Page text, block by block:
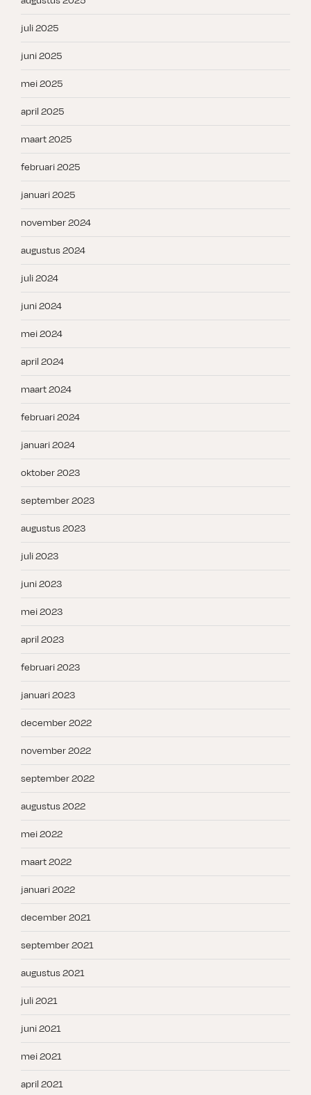
juli 2025
juni 2025
mei 2025
april 2025
maart 2025
februari 2025
januari 2025
november 2024
augustus 2024
juli 2024
juni 2024
mei 2024
april 2024
maart 2024
februari 2024
januari 2024
oktober 2023
september 2023
augustus 2023
juli 2023
juni 2023
mei 2023
april 2023
februari 2023
januari 2023
december 2022
november 2022
september 2022
augustus 2022
mei 2022
maart 2022
januari 2022
december 2021
september 2021
augustus 2021
juli 2021
juni 2021
mei 2021
april 2021